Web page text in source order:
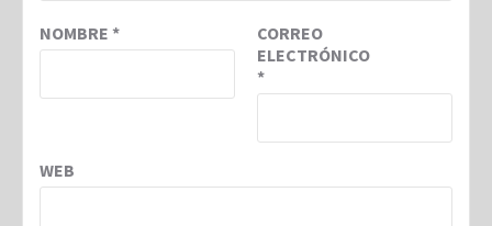
NOMBRE *
CORREO
ELECTRÓNICO
*
WEB